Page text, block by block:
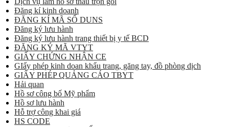
Đăng kí kinh doanh
ĐĂNG KÍ MÃ SỐ DUNS
Đăng ký lưu hành
Đăng ký lưu hành trang thiết bị y tế BCD
ĐĂNG KÝ MÃ VTYT
GIẤY CHỨNG NHẬN CE
GIấy phép kinh doan khẩu trang, găng tay, đồ phòng dịch
GIẤY PHÉP QUẢNG CÁO TBYT
Hải quan
Hồ sơ công bố Mỹ phẩm
Hồ sơ lưu hành
Hỗ trợ công khai giá
HS CODE